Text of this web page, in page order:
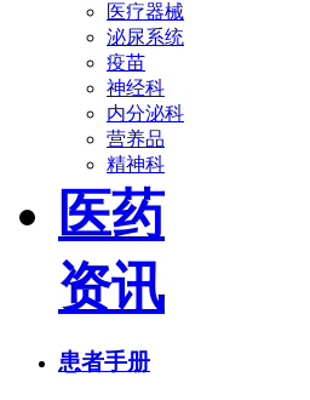
医疗器械
泌尿系统
疫苗
神经科
内分泌科
营养品
精神科
医药
资讯
患者手册